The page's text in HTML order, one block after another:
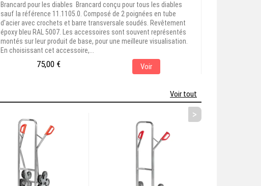
Brancard pour les diables Brancard conçu pour tous les diables
sauf la référence 11.1105.0. Composé de 2 poignées en tube
d'acier avec crochets et barre transversale soudés. Revêtement
époxy bleu RAL 5007. Les accessoires sont souvent représentés
montés sur leur produit de base, pour une meilleure visualisation.
En choisissant cet accessoire,...
75,00 € Voir
Voir tout
>